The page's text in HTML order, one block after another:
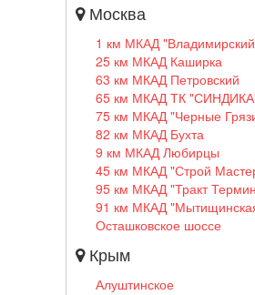
Москва
1 км МКАД "Владимирский
25 км МКАД Каширка
63 км МКАД Петровский
65 км МКАД ТК
75 км МКАД "Черные
82 км МКАД Бухта
9 км МКАД Любирцы
45 км МКАД "Строй
95 км МКАД "Тракт
91 км МКАД
Осташковское шоссе
Крым
Алуштинское